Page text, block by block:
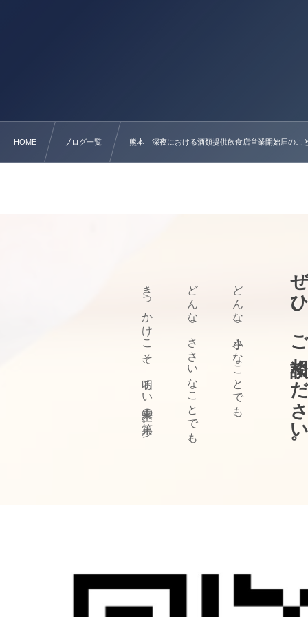
HOME ブログ一覧 熊本 深夜における酒類提供飲食店営業開始届のこ
ぜひ、ご相
どんな、小さなことでも、
どんな、ささいなことでも、
きっかけこそ、明るい未来の第一歩。